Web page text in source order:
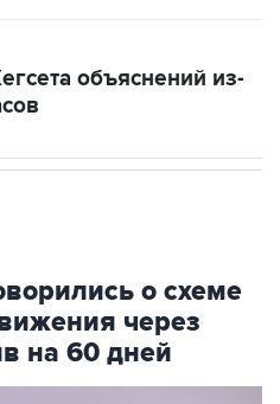
объяснений из-
о схеме
через
на 60 дней